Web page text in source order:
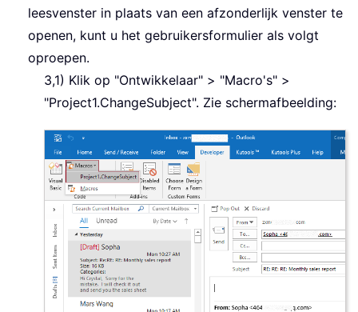
leesvenster in plaats van een afzonderlijk venster te
openen, kunt u het gebruikersformulier als volgt
oproepen.
3,1) Klik op "Ontwikkelaar" > "Macro's" >
"Project1.ChangeSubject". Zie schermafbeelding: